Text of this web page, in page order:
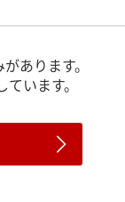
あります。
います。